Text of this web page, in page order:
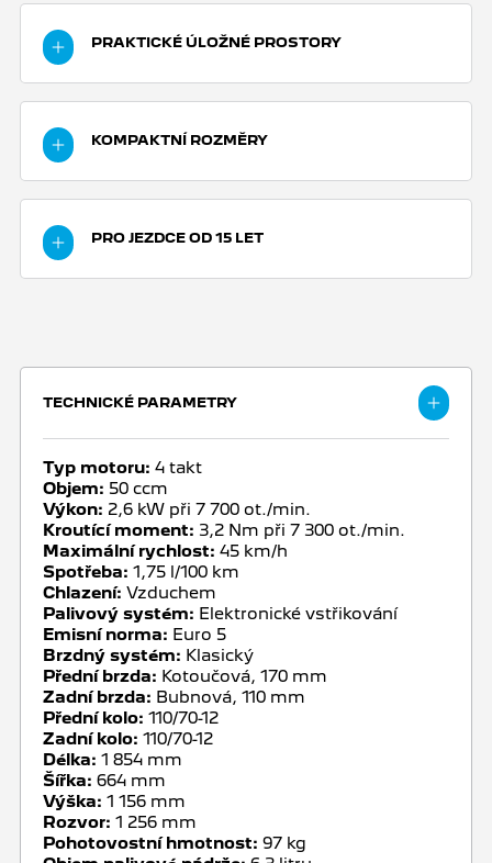
PRAKTICKÉ ÚLOŽNÉ PROSTORY
háčkem na zavěšení tašky. Dále využijete
praktický úložný prostor pod sedlem s
KOMPAKTNÍ ROZMĚRY
karavanů - lehké Kisbee se vejde všude!
PRO JEZDCE OD 15 LET
TECHNICKÉ PARAMETRY
Typ motoru: 4 takt
Objem: 50 ccm
Výkon: 2,6 kW při 7 700 ot./min.
Kroutící moment: 3,2 Nm při 7 300 ot./min.
Maximální rychlost: 45 km/h
Spotřeba: 1,75 l/100 km
Chlazení: Vzduchem
Palivový systém: Elektronické vstřikování
Emisní norma: Euro 5
Brzdný systém: Klasický
Přední brzda: Kotoučová, 170 mm
Zadní brzda: Bubnová, 110 mm
Přední kolo: 110/70-12
Zadní kolo: 110/70-12
Délka: 1 854 mm
Šířka: 664 mm
Výška: 1 156 mm
Rozvor: 1 256 mm
Pohotovostní hmotnost: 97 kg